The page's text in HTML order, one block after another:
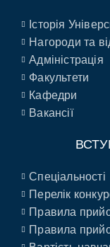
Історія
Нагороди та
Адміністрація
Факультети
Кафедри
Вакансії
Спеціальності
Перелік
Правила
Правила